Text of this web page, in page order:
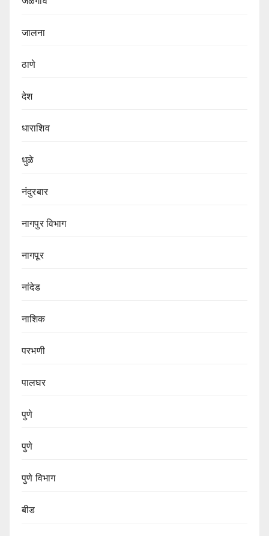
जालना
ठाणे
देश
धाराशिव
धुळे
नंदुरबार
नागपुर‌ विभाग‌
नागपूर
नांदेड
नाशिक
परभणी
पालघर
पुणे
पुणे
पुणे विभाग‌
बीड